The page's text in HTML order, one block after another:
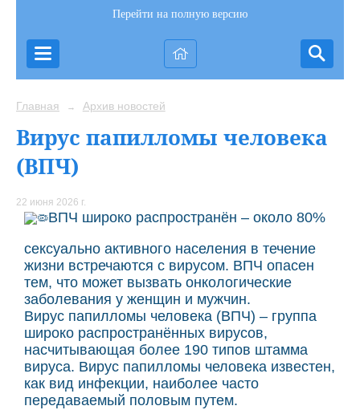
Перейти на полную версию
Главная → Архив новостей
Вирус папилломы человека
(ВПЧ)
22 июня 2026 г.
ВПЧ широко распространён – около 80%
сексуально активного населения в течение
жизни встречаются с вирусом. ВПЧ опасен
тем, что может вызвать онкологические
заболевания у женщин и мужчин.
Вирус папилломы человека (ВПЧ) – группа
широко распространённых вирусов,
насчитывающая более 190 типов штамма
вируса. Вирус папилломы человека известен,
как вид инфекции, наиболее часто
передаваемый половым путем.